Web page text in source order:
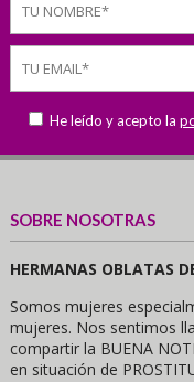
He leído y acepto la
SOBRE NOSOTRAS
HERMANAS OBLATAS
Somos mujeres
mujeres. Nos sentimos
compartir la BUENA
en situación de